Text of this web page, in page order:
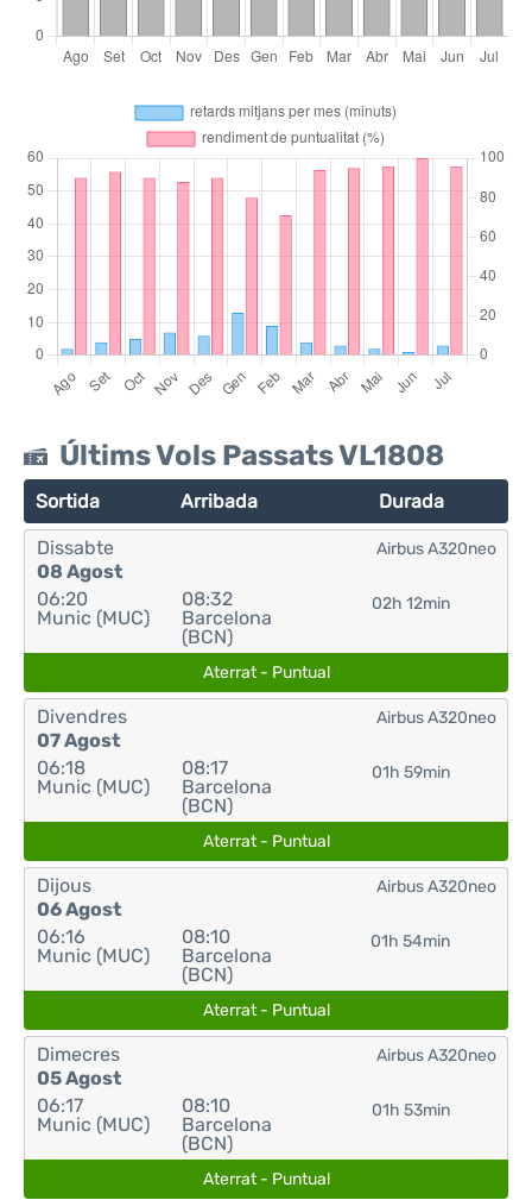
Últims Vols Passats VL1808
Sortida Arribada Durada
Dissabte
08 Agost
06:20
Munic (MUC)
08:32
Barcelona
(BCN)
02h 12min
Airbus A320neo
Aterrat - Puntual
Divendres
07 Agost
06:18
Munic (MUC)
08:17
Barcelona
(BCN)
01h 59min
Airbus A320neo
Aterrat - Puntual
Dijous
06 Agost
06:16
Munic (MUC)
08:10
Barcelona
(BCN)
01h 54min
Airbus A320neo
Aterrat - Puntual
Dimecres
05 Agost
06:17
Munic (MUC)
08:10
Barcelona
(BCN)
01h 53min
Airbus A320neo
Aterrat - Puntual